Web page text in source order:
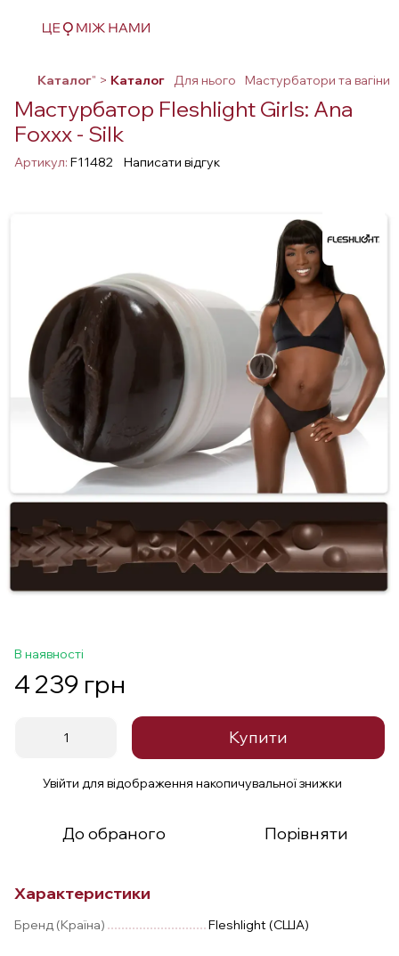
Каталог" > Каталог Для нього Мастурбатори та вагіни
Мастурбатор Fleshlight Girls: Ana
Foxxx - Silk
Артикул: F11482 Написати відгук
В наявності
4 239 грн
Купити
Увійти для відображення накопичувальної знижки
До обраного Порівняти
Характеристики
Бренд (Країна) Fleshlight (США)